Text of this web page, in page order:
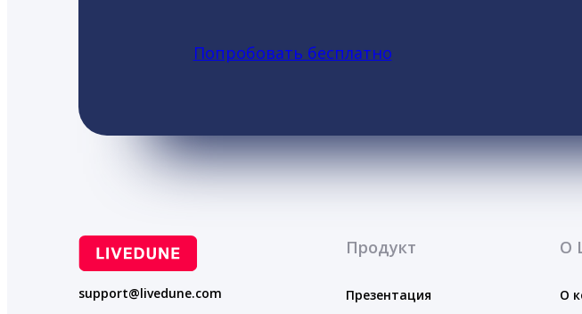
Попробовать бесплатно
support@livedune.com
Продукт
Презентация
О
О